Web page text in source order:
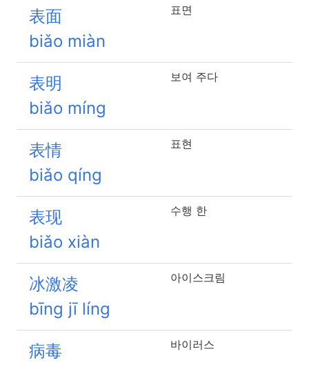
表面
biǎo miàn
표면
表明
biǎo míng
보여 주다
表情
biǎo qíng
표현
表现
biǎo xiàn
수행 한
冰激凌
bīng jī líng
아이스크림
病毒
바이러스